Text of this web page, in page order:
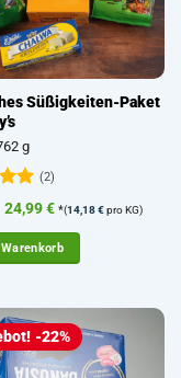
Süßigkeiten-Paket
g
(2)
Ursprünglicher
war:
27,49 €
24,99€Aktueller
ist:
24,99 €.
*(14,18€pro KG)
-22%